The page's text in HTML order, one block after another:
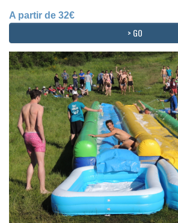
A partir de 32€
> GO